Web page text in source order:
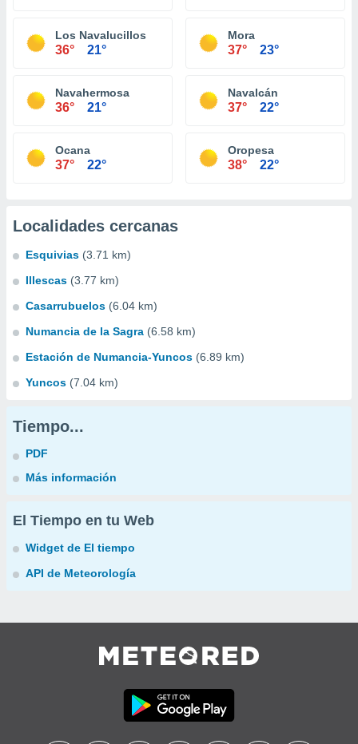
Los Navalucillos
36° 21°
Mora
37° 23°
Navahermosa
36° 21°
Navalcán
37° 22°
Ocana
37° 22°
Oropesa
38° 22°
Localidades cercanas
Esquivias (3.71 km)
Illescas (3.77 km)
Casarrubuelos (6.04 km)
Numancia de la Sagra (6.58 km)
Estación de Numancia-Yuncos (6.89 km)
Yuncos (7.04 km)
Tiempo...
PDF
Más información
El Tiempo en tu Web
Widget de El tiempo
API de Meteorología